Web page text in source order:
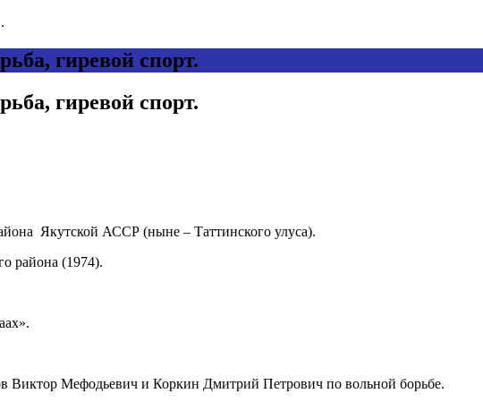
гиревой спорт.
гиревой спорт.
Якутской АССР (ныне – Таттинского улуса).
района (1974).
Виктор Мефодьевич и Коркин Дмитрий Петрович по вольной борьбе.